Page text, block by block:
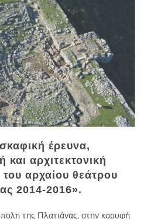
έρευνα,
και αρχιτεκτονική
αρχαίου θεάτρου
2014-2016».
της Πλατιάνας, στην κορυφή